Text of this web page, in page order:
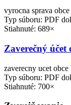
vyrocna sprava
Typ súboru: PDF
Stiahnuté: 689×
Zaverečný účet
zaverecny ucet
Typ súboru: PDF
Stiahnuté: 700×